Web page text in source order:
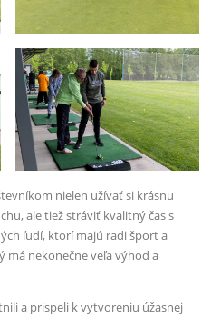
nielen užívať si krásnu
ale tiež stráviť kvalitný čas s
ľudí, ktorí majú radi šport a
má nekonečne veľa výhod a
a prispeli k vytvoreniu úžasnej